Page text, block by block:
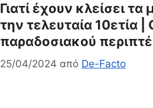
Γιατί έχουν κλείσει τα
την τελευταία 10ετία
παραδοσιακού
25/04/2024 από De-Facto